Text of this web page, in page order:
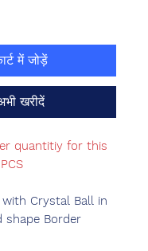
में जोड़ें
खरीदें
quantitiy for this
Crystal Ball in
shape Border